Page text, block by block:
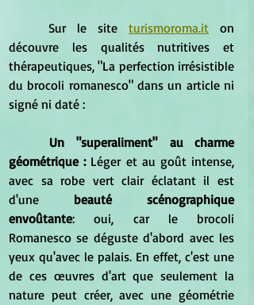
	Sur le site
turismoroma.it on
découvre les qualités nutritives et
thérapeutiques, "La perfection irrésistible
du brocoli romanesco" dans un article ni
signé ni daté :
Un "superaliment" au charme
géométrique : Léger et au goût intense,
avec sa robe vert clair éclatant il est
d'une beauté scénographique
envoûtante: oui, car le brocoli
Romanesco se déguste d'abord avec les
yeux qu'avec le palais. En effet, c'est une
de ces œuvres d'art que seulement la
nature peut créer, avec une géométrie